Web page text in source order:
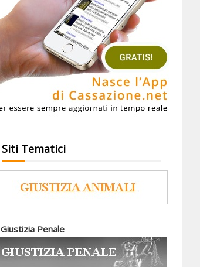
Siti Tematici
Giustizia Penale